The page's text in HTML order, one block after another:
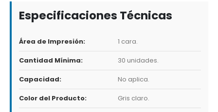
Especificaciones Técnicas
Área de Impresión: 1 cara.
Cantidad Mínima: 30 unidades.
Capacidad: No aplica.
Color del Producto: Gris claro.